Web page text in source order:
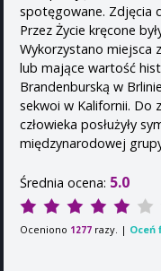
spotęgowane. Zdjęcia
Przez Życie kręcone
Wykorzystano miejsca
lub mające wartość
Brandenburską w
sekwoi w Kalifornii. Do
człowieka posłużyły
międzynarodowej
Średnia ocena: 5.0
Oceniono 1277 razy. | Oceń